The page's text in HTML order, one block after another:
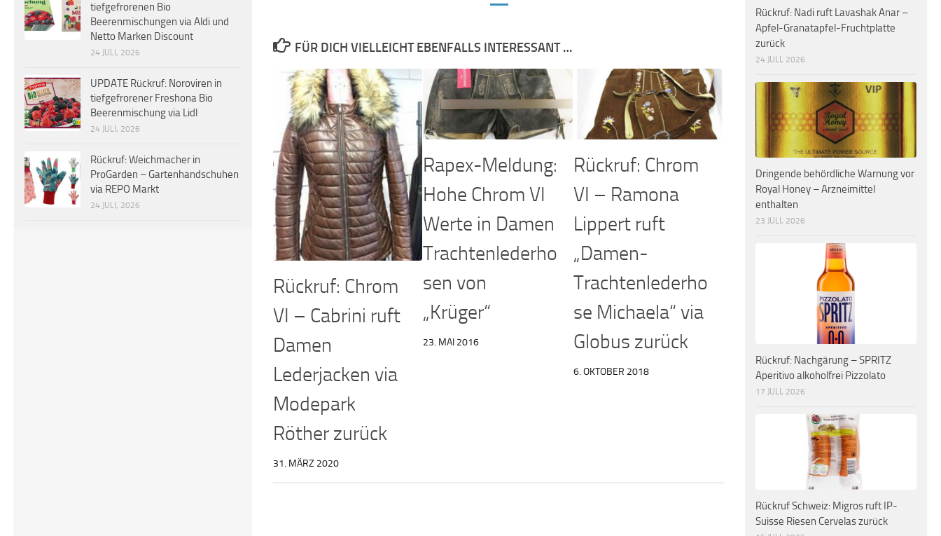
FÜR DICH VIELLEICHT EBENFALLS INTERESSANT …
Rückruf: Chrom
VI – Cabrini ruft
Damen
Lederjacken via
Modepark
Röther zurück
31. MÄRZ 2020
Rapex-Meldung:
Hohe Chrom VI
Werte in Damen
Trachtenlederho
sen von
„Krüger“
23. MAI 2016
Rückruf: Chrom
VI – Ramona
Lippert ruft
„Damen-
Trachtenlederho
se Michaela“ via
Globus zurück
6. OKTOBER 2018
tiefgefrorenen Bio
Beerenmischungen via Aldi und
Netto Marken Discount
24 JULI, 2026
UPDATE Rückruf: Noroviren in
tiefgefrorener Freshona Bio
Beerenmischung via Lidl
24 JULI, 2026
Rückruf: Weichmacher in
ProGarden – Gartenhandschuhen
via REPO Markt
24 JULI, 2026
Rückruf: Nadi ruft Lavashak Anar –
Apfel-Granatapfel-Fruchtplatte
zurück
24 JULI, 2026
Dringende behördliche Warnung vor
Royal Honey – Arzneimittel
enthalten
23 JULI, 2026
Rückruf: Nachgärung – SPRITZ
Aperitivo alkoholfrei Pizzolato
17 JULI, 2026
Rückruf Schweiz: Migros ruft IP-
Suisse Riesen Cervelas zurück